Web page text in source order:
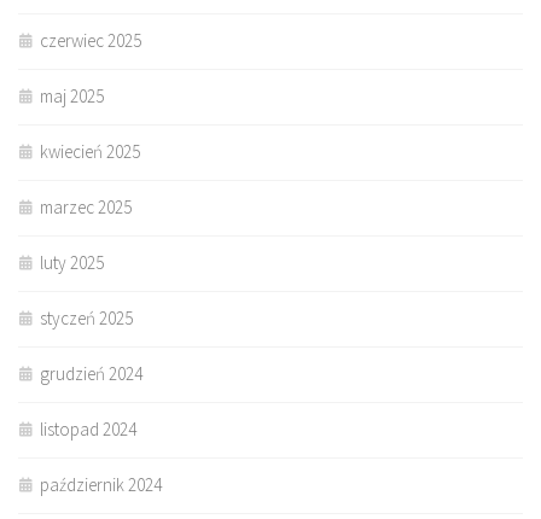
czerwiec 2025
maj 2025
kwiecień 2025
marzec 2025
luty 2025
styczeń 2025
grudzień 2024
listopad 2024
październik 2024